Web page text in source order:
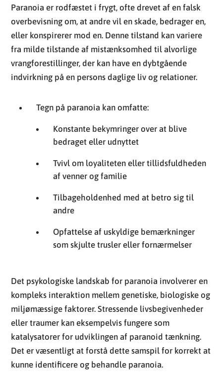
Paranoia er rodfæstet i frygt, ofte drevet af en falsk
overbevisning om, at andre vil en skade, bedrager en,
eller konspirerer mod en. Denne tilstand kan variere
fra milde tilstande af mistænksomhed til alvorlige
vrangforestillinger, der kan have en dybtgående
indvirkning på en persons daglige liv og relationer.
Tegn på paranoia kan omfatte:
Konstante bekymringer over at blive
bedraget eller udnyttet
Tvivl om loyaliteten eller tillidsfuldheden
af venner og familie
Tilbageholdenhed med at betro sig til
andre
Opfattelse af uskyldige bemærkninger
som skjulte trusler eller fornærmelser
Det psykologiske landskab for paranoia involverer en
kompleks interaktion mellem genetiske, biologiske og
miljømæssige faktorer. Stressende livsbegivenheder
eller traumer kan eksempelvis fungere som
katalysatorer for udviklingen af paranoid tænkning.
Det er væsentligt at forstå dette samspil for korrekt at
kunne identificere og behandle paranoia.